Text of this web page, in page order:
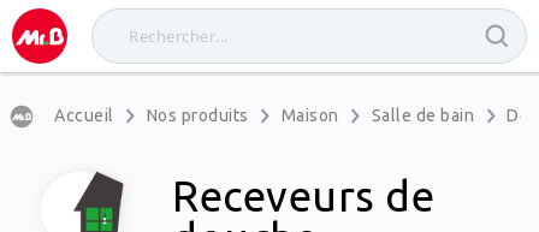
Accueil Nos produits Maison Salle de bain
Receveurs de